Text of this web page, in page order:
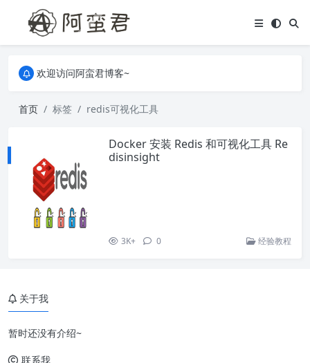
关于本站，有任何疑问都可以评论或留言。
欢迎访问阿蛮君博客~
欢迎访问阿蛮君博客~
首页 标签 redis可视化工具
Docker 安装 Redis 和可视化工具 Re
disinsight
3K+ 0 经验教程
关于我
暂时还没有介绍~
联系我